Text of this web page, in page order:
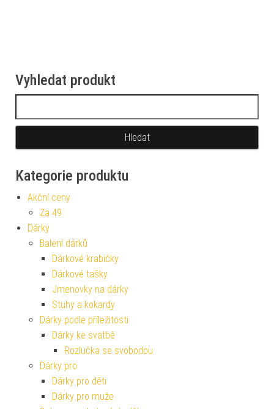
Vyhledat produkt
Kategorie produktu
Akční ceny
Za 49
Dárky
Balení dárků
Dárkové krabičky
Dárkové tašky
Jmenovky na dárky
Stuhy a kokardy
Dárky podle příležitosti
Dárky ke svatbě
Rozlučka se svobodou
Dárky pro
Dárky pro děti
Dárky pro muže